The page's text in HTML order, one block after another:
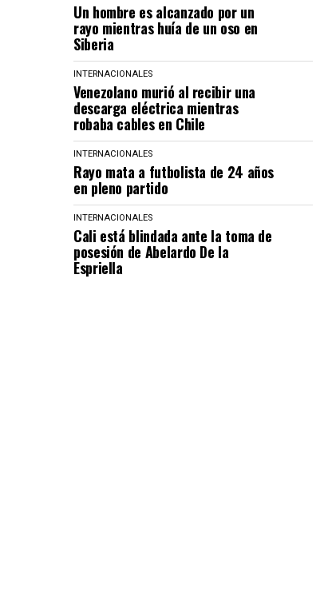
Un hombre es alcanzado por un
rayo mientras huía de un oso en
Siberia
INTERNACIONALES
Venezolano murió al recibir una
descarga eléctrica mientras
robaba cables en Chile
INTERNACIONALES
Rayo mata a futbolista de 24 años
en pleno partido
INTERNACIONALES
Cali está blindada ante la toma de
posesión de Abelardo De la
Espriella